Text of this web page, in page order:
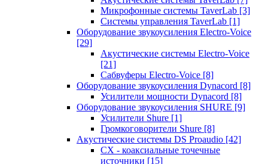
Микрофонные системы TaverLab [3]
Системы управления TaverLab [1]
Оборудование звукоусиления Electro-Voice
[29]
Акустические системы Electro-Voice
[21]
Сабвуферы Electro-Voice [8]
Оборудование звукоусиления Dynacord [8]
Усилители мощности Dynacord [8]
Оборудование звукоусиления SHURE [9]
Усилители Shure [1]
Громкоговорители Shure [8]
Акустические системы DS Proaudio [42]
CX - коаксиальные точечные
источники [15]